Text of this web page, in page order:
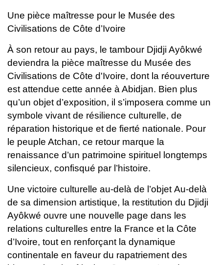
Une pièce maîtresse pour le Musée des
Civilisations de Côte d’Ivoire
À son retour au pays, le tambour Djidji Ayôkwé
deviendra la pièce maîtresse du Musée des
Civilisations de Côte d'Ivoire, dont la réouverture
est attendue cette année à Abidjan. Bien plus
qu’un objet d’exposition, il s’imposera comme un
symbole vivant de résilience culturelle, de
réparation historique et de fierté nationale. Pour
le peuple Atchan, ce retour marque la
renaissance d’un patrimoine spirituel longtemps
silencieux, confisqué par l’histoire.
Une victoire culturelle au-delà de l’objet Au-delà
de sa dimension artistique, la restitution du Djidji
Ayôkwé ouvre une nouvelle page dans les
relations culturelles entre la France et la Côte
d’Ivoire, tout en renforçant la dynamique
continentale en faveur du rapatriement des